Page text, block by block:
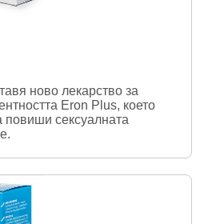
ново лекарство за
Eron Plus, което
повиши сексуалната